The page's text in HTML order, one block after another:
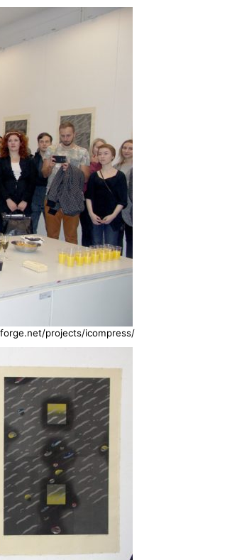
projects/icompress/